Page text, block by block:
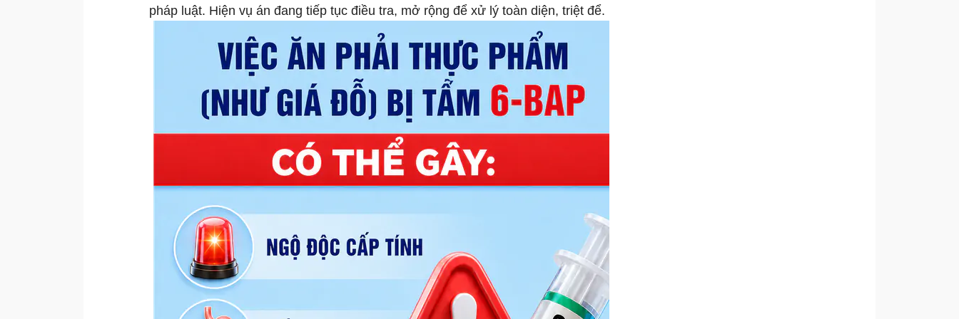
pháp luật. Hiện vụ án đang tiếp tục điều tra, mở rộng để xử lý toàn diện, triệt để.